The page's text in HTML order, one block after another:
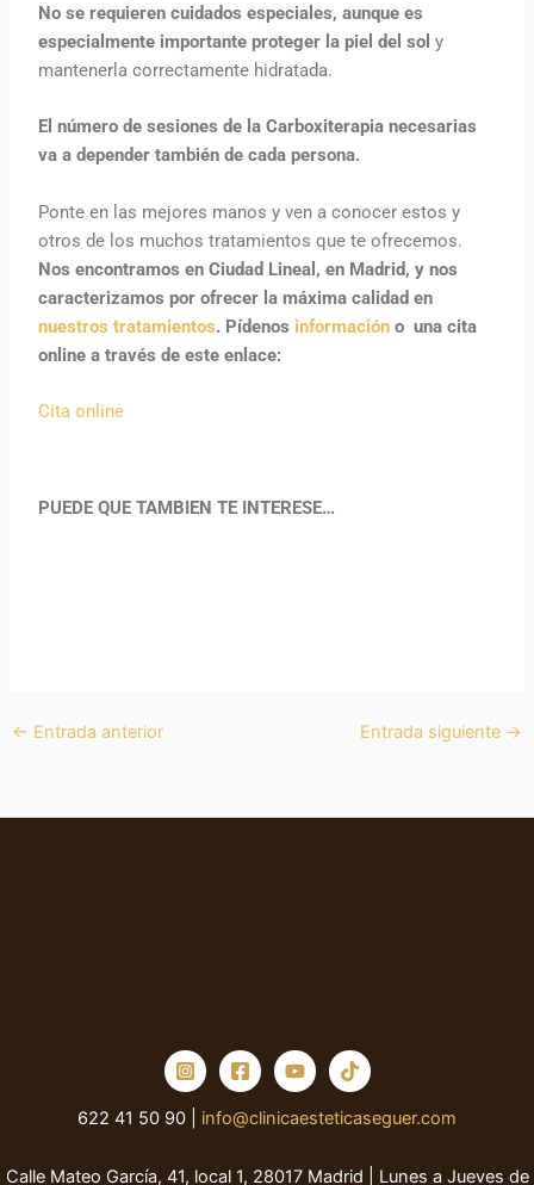
No se requieren cuidados especiales, aunque es
especialmente importante proteger la piel del soly
mantenerla correctamente hidratada.
El número de sesiones de la Carboxiterapia necesarias
va a depender también de cada persona.
Ponte en las mejores manos y ven a conocer estos y
otros de los muchos tratamientos que te ofrecemos.
Nos encontramos en Ciudad Lineal, en Madrid, y nos
caracterizamos por ofrecer la máxima calidad en
nuestros tratamientos. Pídenos información o una cita
online a través de este enlace:
Cita online
PUEDE QUE TAMBIEN TE INTERESE…
← Entrada anterior Entrada siguiente →
622 41 50 90 | info@clinicaesteticaseguer.com
Calle Mateo García, 41, local 1, 28017 Madrid | Lunes a Jueves de